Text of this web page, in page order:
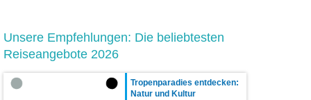
Unsere Empfehlungen: Die beliebtesten
Reiseangebote 2026
Tropenparadies entdecken:
Natur und Kultur